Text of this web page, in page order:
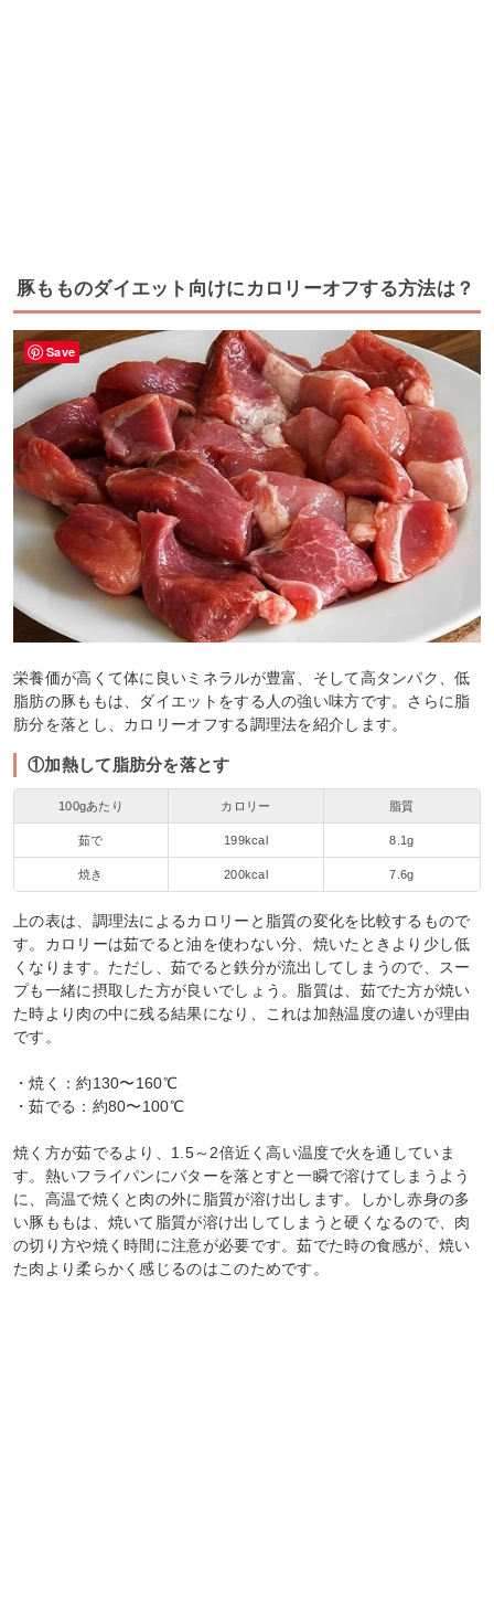
豚もものダイエット向けにカロリーオフする方法は？
栄養価が高くて体に良いミネラルが豊富、そして高タンパク、低
脂肪の豚ももは、ダイエットをする人の強い味方です。さらに脂
肪分を落とし、カロリーオフする調理法を紹介します。
①加熱して脂肪分を落とす
100gあたり カロリー 脂質
茹で 199kcal 8.1g
焼き 200kcal 7.6g
上の表は、調理法によるカロリーと脂質の変化を比較するもので
す。カロリーは茹でると油を使わない分、焼いたときより少し低
くなります。ただし、茹でると鉄分が流出してしまうので、スー
プも一緒に摂取した方が良いでしょう。脂質は、茹でた方が焼い
た時より肉の中に残る結果になり、これは加熱温度の違いが理由
です。
・焼く：約130〜160℃
・茹でる：約80〜100℃
焼く方が茹でるより、1.5～2倍近く高い温度で火を通していま
す。熱いフライパンにバターを落とすと一瞬で溶けてしまうよう
に、高温で焼くと肉の外に脂質が溶け出します。しかし赤身の多
い豚ももは、焼いて脂質が溶け出してしまうと硬くなるので、肉
の切り方や焼く時間に注意が必要です。茹でた時の食感が、焼い
た肉より柔らかく感じるのはこのためです。
Save